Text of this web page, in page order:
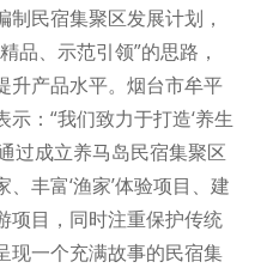
民宿集聚区发展计划，
品、示范引领”的思路，
升产品水平。烟台市牟平
：“我们致力于打造‘养生
过成立养马岛民宿集聚区
丰富‘渔家’体验项目、建
项目，同时注重保护传统
现一个充满故事的民宿集